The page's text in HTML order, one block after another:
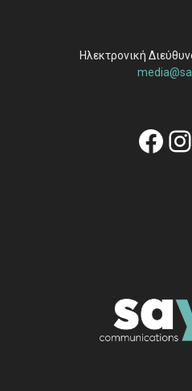
Ηλεκτρονική